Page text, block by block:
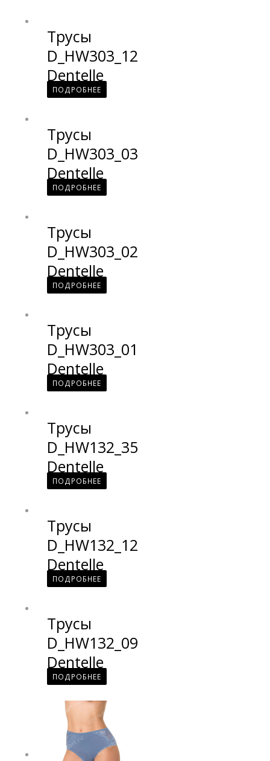
Трусы
D_HW303_12
Dentelle
ПОДРОБНЕЕ
Трусы
D_HW303_03
Dentelle
ПОДРОБНЕЕ
Трусы
D_HW303_02
Dentelle
ПОДРОБНЕЕ
Трусы
D_HW303_01
Dentelle
ПОДРОБНЕЕ
Трусы
D_HW132_35
Dentelle
ПОДРОБНЕЕ
Трусы
D_HW132_12
Dentelle
ПОДРОБНЕЕ
Трусы
D_HW132_09
Dentelle
ПОДРОБНЕЕ